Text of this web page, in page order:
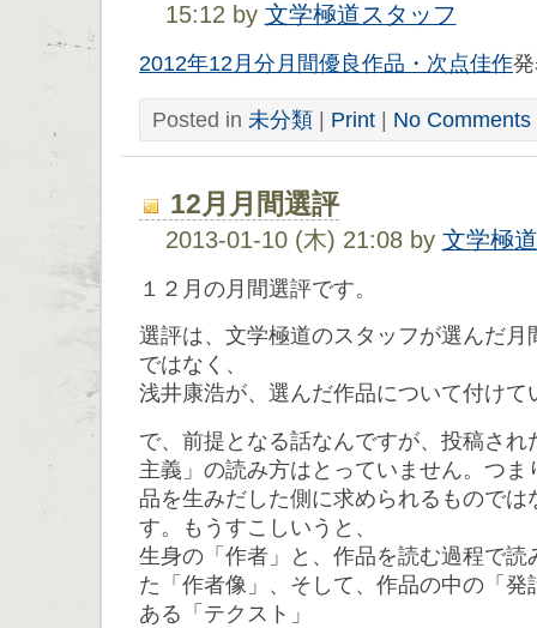
15:12 by 文学極道スタッフ
2012年12月分月間優良作品・次点佳作
Posted in 未分類 Print No Comments
12月月間選評
2013-01-10 (木) 21:08 by 文学極
１２月の月間選評です。
選評は、文学極道のスタッフが選んだ月
ではなく、
浅井康浩が、選んだ作品について付けて
で、前提となる話なんですが、投稿され
主義」の読み方はとっていません。つま
品を生みだした側に求められるものでは
す。もうすこしいうと、
生身の「作者」と、作品を読む過程で読
た「作者像」、そして、作品の中の「発
ある「テクスト」